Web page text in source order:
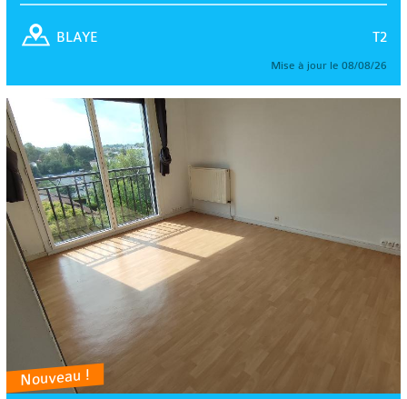
T2
BLAYE
Mise à jour le 08/08/26
Nouveau !